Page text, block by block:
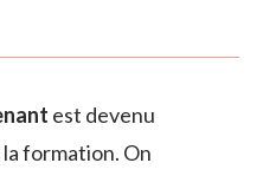
est devenu
formation. On